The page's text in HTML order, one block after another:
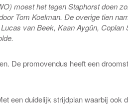
moest het tegen Staphorst doen
Tom Koelman. De overige tien
van Beek, Kaan Aygün, Coplan
De promovendus heeft een
een duidelijk strijdplan waarbij ook